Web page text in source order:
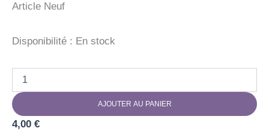
Article Neuf
Disponibilité : En stock
C'EST
L'HEURE
UNE
AJOUTER AU PANIER
4,00 €